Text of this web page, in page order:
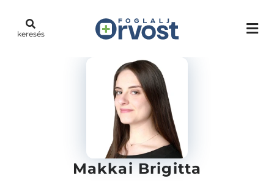
keresés
Makkai Brigitta